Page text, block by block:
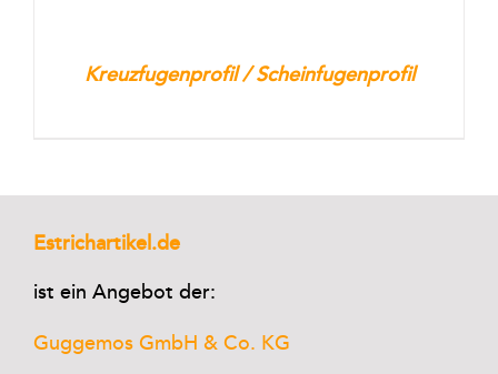
Kreuzfugenprofil / Scheinfugenprofil
Estrichartikel.de
ist ein Angebot der:
Guggemos GmbH & Co. KG